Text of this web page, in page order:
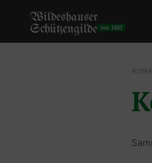
Wildeshauser
Schützengilde von 1403